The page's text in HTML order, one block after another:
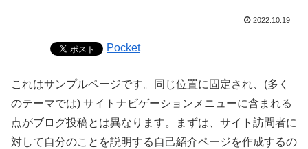
2022.10.19
Pocket
これはサンプルページです。同じ位置に固定され、(多く
のテーマでは) サイトナビゲーションメニューに含まれる
点がブログ投稿とは異なります。まずは、サイト訪問者に
対して自分のことを説明する自己紹介ページを作成するの